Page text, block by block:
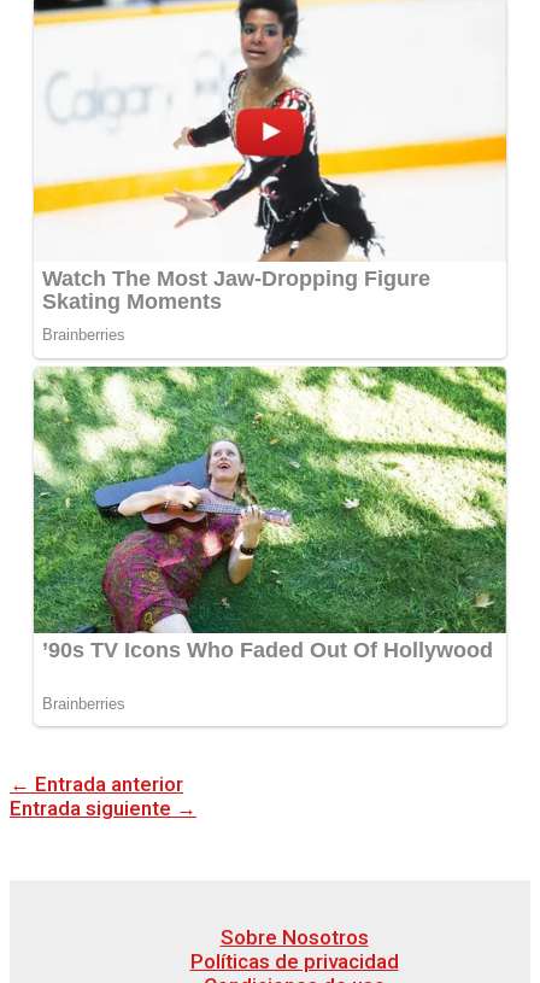
← Entrada anterior
Entrada siguiente →
Sobre Nosotros
Políticas de privacidad